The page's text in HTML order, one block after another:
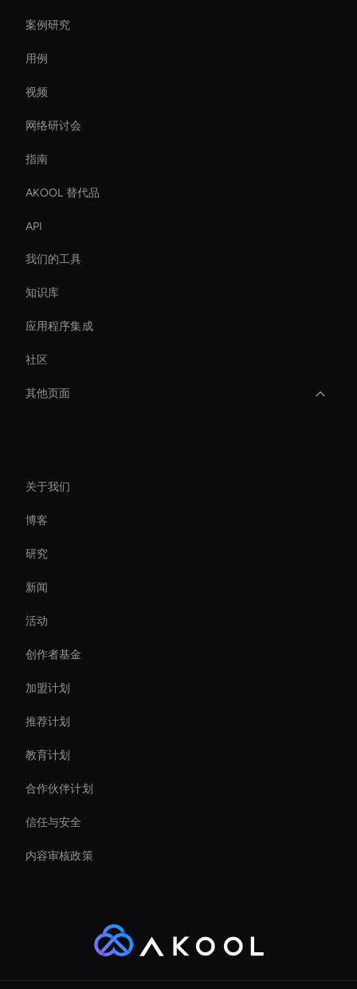
案例研究
用例
视频
网络研讨会
指南
AKOOL 替代品
API
我们的工具
知识库
应用程序集成
社区
其他页面
Custom Ai Avatar Development
Self-Learning Ai Avatar
Holographic Avatar For Retail Stores
Agentic Ai For Customer Support
AI 视频字幕生成器
Meeting Avatar
关于我们
博客
研究
新闻
活动
创作者基金
加盟计划
推荐计划
教育计划
合作伙伴计划
信任与安全
内容审核政策